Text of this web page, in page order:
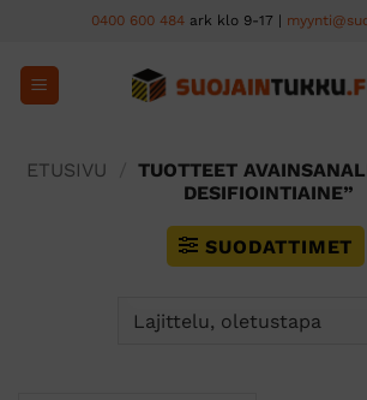
content
0400 600 484 ark klo 9-17 |
ETUSIVU
TUOTTEET
DESIFIOINTIAINE”
SUODATTIMET